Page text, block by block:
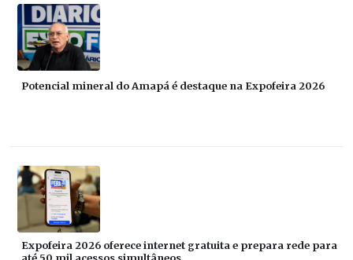
Potencial mineral do Amapá é destaque na Expofeira 2026
Expofeira 2026 oferece internet gratuita e prepara rede para
até 50 mil acessos simultâneos